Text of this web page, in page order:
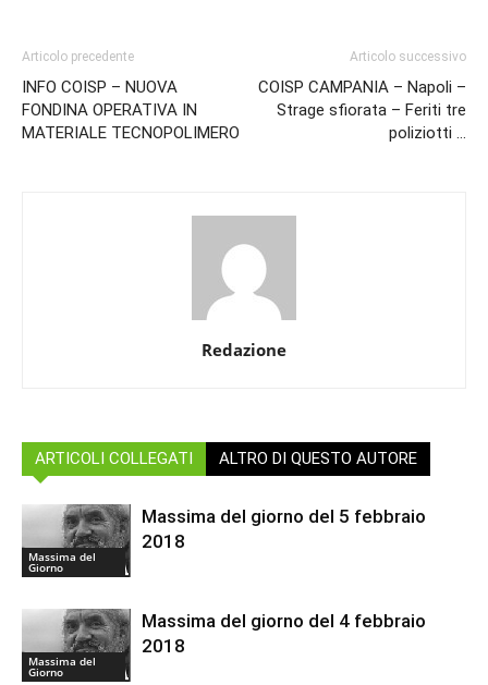
Articolo precedente
INFO COISP – NUOVA
FONDINA OPERATIVA IN
MATERIALE TECNOPOLIMERO
Articolo successivo
COISP CAMPANIA – Napoli –
Strage sfiorata – Feriti tre
poliziotti …
Redazione
ARTICOLI COLLEGATI ALTRO DI QUESTO AUTORE
Massima del
Giorno
Massima del giorno del 5 febbraio
2018
Massima del
Giorno
Massima del giorno del 4 febbraio
2018